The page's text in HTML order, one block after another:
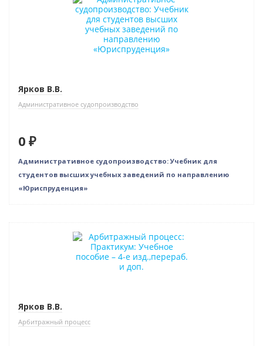
Ярков В.В.
Административное судопроизводство
0 ₽
Административное судопроизводство: Учебник для
студентов высших учебных заведений по направлению
«Юриспруденция»
Нет в наличии
Ярков В.В.
Арбитражный процесс